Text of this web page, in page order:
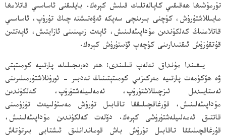
تۇرمۇشىغا ھەقىقىي كاپالەتلىك قىلىش كېرەك. بايلىقنى ئاساسىي قاتلامغا
مايىللاشتۇرۇش، كۈچنى بىرىنچى سەپكە ئەۋەتىشتە چىڭ تۇرۇپ، ئاساسىي
قاتلامنىڭ كەلكۈندىن مۇداپىئەلىنىش، ئاپەت زىيىنىنى ئازايتىش، ئاپەتتىن
قۇتقۇزۇش ئىقتىدارىنى كۈچەپ ئۆستۈرۈش كېرەك.
يىغىندا مۇنداق تەلەپ قىلىندى: ھەر دەرىجىلىك پارتىيە كومىتېتى
ۋە ھۆكۈمەت پارتىيە مەركىزىي كومىتېتىنىڭ تەدبىر - ئورۇنلاشتۇرمىلىرىنى
ئەستايىدىل ئىزچىللاشتۇرۇپ، ئەمەلىيلەشتۈرۈپ، كەلكۈندىن
مۇداپىئەلىنىش، قۇرغاقچىلىققا تاقابىل تۇرۇش مەسئۇلىيەت تۈزۈمىنى
قاتتىق ئەمەلىيلەشتۈرۈشى كېرەك. دۆلەت كەلكۈندىن مۇداپىئەلىنىش،
قۇرغاقچىلىققا تاقابىل تۇرۇش باش قوماندانلىق ئىشتابى بىرتۇتاش